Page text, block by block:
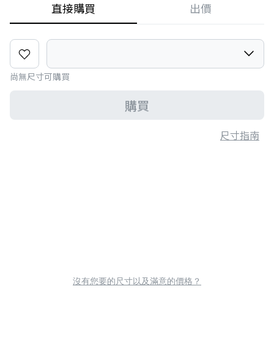
直接購買 出價
尚無尺寸可購買
購買
尺寸指南
沒有您要的尺寸以及滿意的價格？